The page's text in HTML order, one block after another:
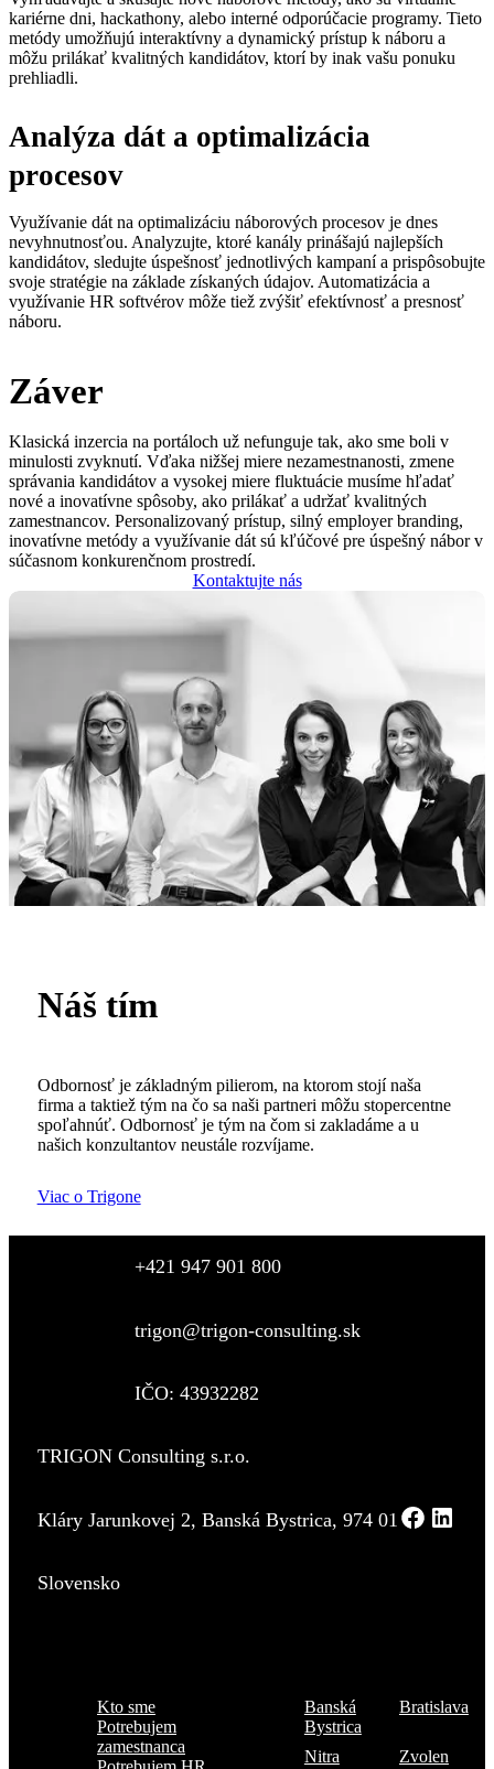
kariérne dni, hackathony, alebo interné odporúčacie programy. Tieto
metódy umožňujú interaktívny a dynamický prístup k náboru a
môžu prilákať kvalitných kandidátov, ktorí by inak vašu ponuku
prehliadli.
Analýza dát a optimalizácia
procesov
Využívanie dát na optimalizáciu náborových procesov je dnes
nevyhnutnosťou. Analyzujte, ktoré kanály prinášajú najlepších
kandidátov, sledujte úspešnosť jednotlivých kampaní a prispôsobujte
svoje stratégie na základe získaných údajov. Automatizácia a
využívanie HR softvérov môže tiež zvýšiť efektívnosť a presnosť
náboru.
Záver
Klasická inzercia na portáloch už nefunguje tak, ako sme boli v
minulosti zvyknutí. Vďaka nižšej miere nezamestnanosti, zmene
správania kandidátov a vysokej miere fluktuácie musíme hľadať
nové a inovatívne spôsoby, ako prilákať a udržať kvalitných
zamestnancov. Personalizovaný prístup, silný employer branding,
inovatívne metódy a využívanie dát sú kľúčové pre úspešný nábor v
súčasnom konkurenčnom prostredí.
Kontaktujte nás
Náš tím
Odbornosť je základným pilierom, na ktorom stojí naša
firma a taktiež tým na čo sa naši partneri môžu stopercentne
spoľahnúť. Odbornosť je tým na čom si zakladáme a u
našich konzultantov neustále rozvíjame.
Viac o Trigone
+421 947 901 800
trigon@trigon-consulting.sk
IČO: 43932282
TRIGON Consulting s.r.o.
Kláry Jarunkovej 2, Banská Bystrica, 974 01
Slovensko
Kto sme
Potrebujem
zamestnanca
Banská
Bystrica
Bratislava
Nitra
Zvolen